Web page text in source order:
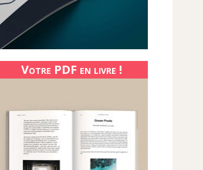
Votre PDF en livre !